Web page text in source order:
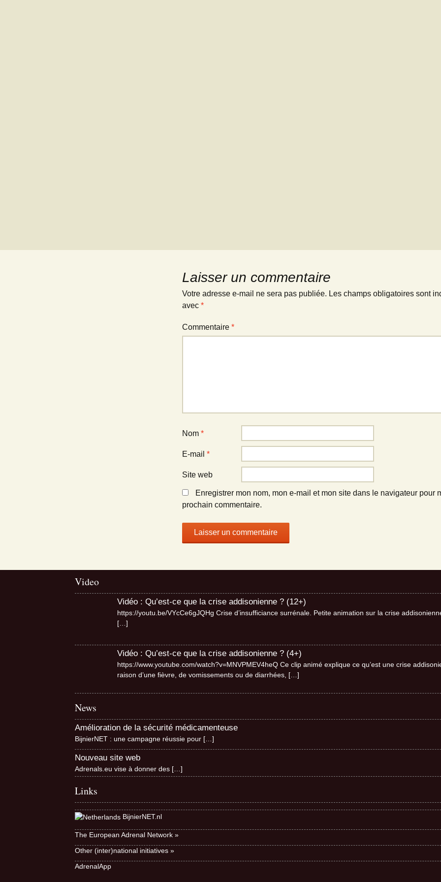
Laisser un commentaire
Votre adresse e-mail ne sera pas publiée. Les champs obligatoires sont
avec *
Commentaire *
Nom *
E-mail *
Site web
Enregistrer mon nom, mon e-mail et mon site dans le navigateur pour
prochain commentaire.
Video
Vidéo : Qu’est-ce que la crise addisonienne ? (12+)
https://youtu.be/VYcCe6gJQHg Crise d’insufficiance surrénale. Petite animation sur la crise
[…]
Vidéo : Qu’est-ce que la crise addisonienne ? (4+)
https://www.youtube.com/watch?v=MNVPMEV4heQ Ce clip animé explique ce qu’est une crise
raison d’une fièvre, de vomissements ou de diarrhées, […]
News
Amélioration de la sécurité médicamenteuse
BijnierNET : une campagne réussie pour […]
Nouveau site web
Adrenals.eu vise à donner des […]
Links
BijnierNET.nl
The European Adrenal Network »
Other (inter)national initiatives »
AdrenalApp